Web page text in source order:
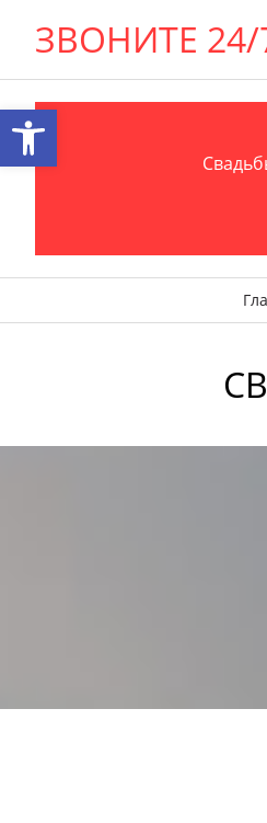
ЗВОНИТЕ 24/
Открыть панель инструментов